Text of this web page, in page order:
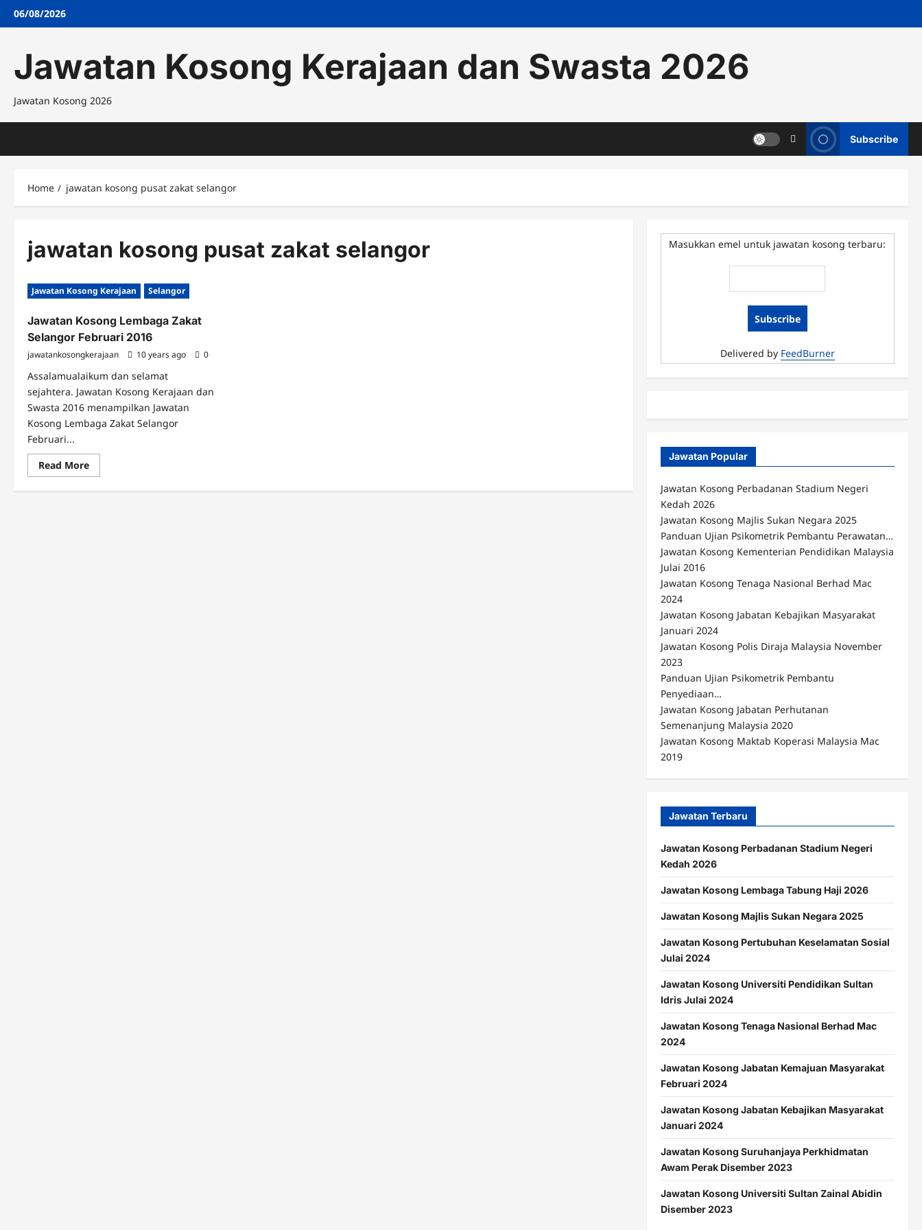
Skip06/08/2026
Jawatan Kosong Kerajaan dan Swasta 2026
Jawatan Kosong 2026
Subscribe
Home jawatan kosong pusat zakat selangor
jawatan kosong pusat zakat selangor
Jawatan Kosong Kerajaan Selangor
Jawatan Kosong Lembaga Zakat
Selangor Februari 2016
jawatankosongkerajaan 10 years ago 0
Assalamualaikum dan selamat
sejahtera. Jawatan Kosong Kerajaan dan
Swasta 2016 menampilkan Jawatan
Kosong Lembaga Zakat Selangor
Februari...
Read MoreRead
more
Jawatan
Masukkan emel untuk jawatan kosong terbaru:
Delivered by FeedBurner
Jawatan Popular
Jawatan Kosong Perbadanan Stadium Negeri
Kedah 2026
Jawatan Kosong Majlis Sukan Negara 2025
Panduan Ujian Psikometrik Pembantu Perawatan…
Jawatan Kosong Kementerian Pendidikan Malaysia
Julai 2016
Jawatan Kosong Tenaga Nasional Berhad Mac
2024
Jawatan Kosong Jabatan Kebajikan Masyarakat
Januari 2024
Jawatan Kosong Polis Diraja Malaysia November
2023
Panduan Ujian Psikometrik Pembantu
Penyediaan…
Jawatan Kosong Jabatan Perhutanan
Semenanjung Malaysia 2020
Jawatan Kosong Maktab Koperasi Malaysia Mac
2019
Jawatan Terbaru
Jawatan Kosong Perbadanan Stadium Negeri
Kedah 2026
Jawatan Kosong Lembaga Tabung Haji 2026
Jawatan Kosong Majlis Sukan Negara 2025
Jawatan Kosong Pertubuhan Keselamatan Sosial
Julai 2024
Jawatan Kosong Universiti Pendidikan Sultan
Idris Julai 2024
Jawatan Kosong Tenaga Nasional Berhad Mac
2024
Jawatan Kosong Jabatan Kemajuan Masyarakat
Februari 2024
Jawatan Kosong Jabatan Kebajikan Masyarakat
Januari 2024
Jawatan Kosong Suruhanjaya Perkhidmatan
Awam Perak Disember 2023
Jawatan Kosong Universiti Sultan Zainal Abidin
Disember 2023